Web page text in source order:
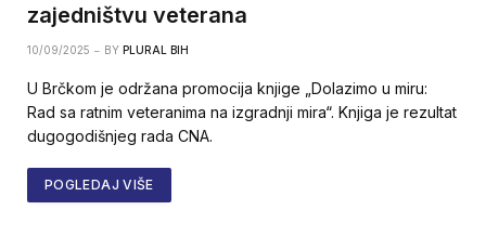
zajedništvu veterana
10/09/2025 BY PLURAL BIH
U Brčkom je održana promocija knjige „Dolazimo u miru:
Rad sa ratnim veteranima na izgradnji mira“. Knjiga je rezultat
dugogodišnjeg rada CNA.
POGLEDAJ VIŠE